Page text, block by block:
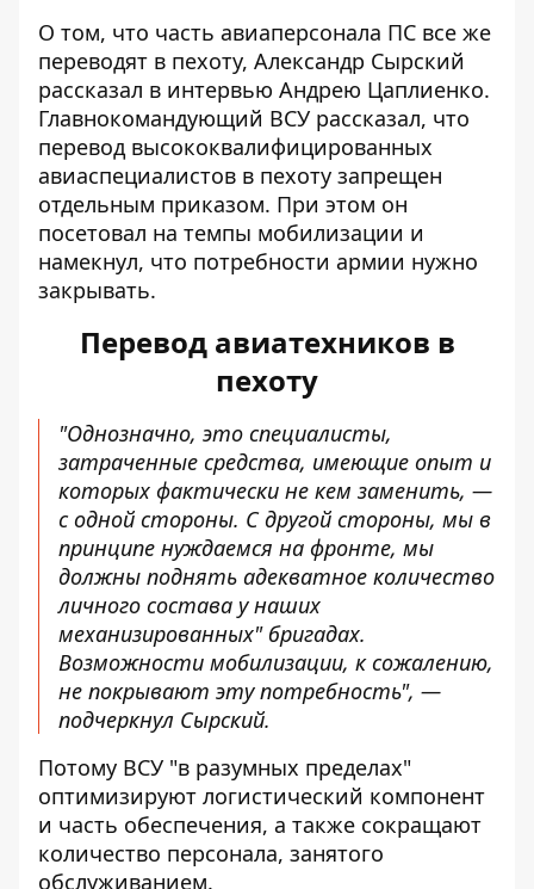
О том, что часть авиаперсонала ПС все же
переводят в пехоту, Александр Сырский
рассказал в интервью Андрею Цаплиенко.
Главнокомандующий ВСУ рассказал, что
перевод высококвалифицированных
авиаспециалистов в пехоту запрещен
отдельным приказом. При этом он
посетовал на темпы мобилизации и
намекнул, что потребности армии нужно
закрывать.
Перевод авиатехников в
пехоту
"Однозначно, это специалисты,
затраченные средства, имеющие опыт и
которых фактически не кем заменить, —
с одной стороны. С другой стороны, мы в
принципе нуждаемся на фронте, мы
должны поднять адекватное количество
личного состава у наших
механизированных" бригадах.
Возможности мобилизации, к сожалению,
не покрывают эту потребность", —
подчеркнул Сырский.
Потому ВСУ "в разумных пределах"
оптимизируют логистический компонент
и часть обеспечения, а также сокращают
количество персонала, занятого
обслуживанием.